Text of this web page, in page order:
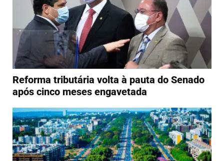
Reforma tributária volta à pauta do Senado
após cinco meses engavetada